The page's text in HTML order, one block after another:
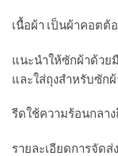
เนื้อผ้า เป็นผ้าคอตต้
แนะนำให้ซักผ้าด้วย
และใส่ถุงสำหรับซัก
รีดใช้ความร้อนกลา
รายละเอียดการจัดส่ง